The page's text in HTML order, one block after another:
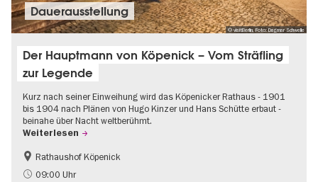
© visitBerlin, Foto: Dagmar Schwelle
Dauer­aus­stel­lung
Der Hauptmann von Köpenick – Vom Sträfling
zur Legende
Kurz nach seiner Einweihung wird das Köpenicker Rathaus - 1901
bis 1904 nach Plänen von Hugo Kinzer und Hans Schütte erbaut -
beinahe über Nacht weltberühmt.
Weiterlesen
Geschichte
Going local Berlin
Rathaushof Köpenick
09:00 Uhr